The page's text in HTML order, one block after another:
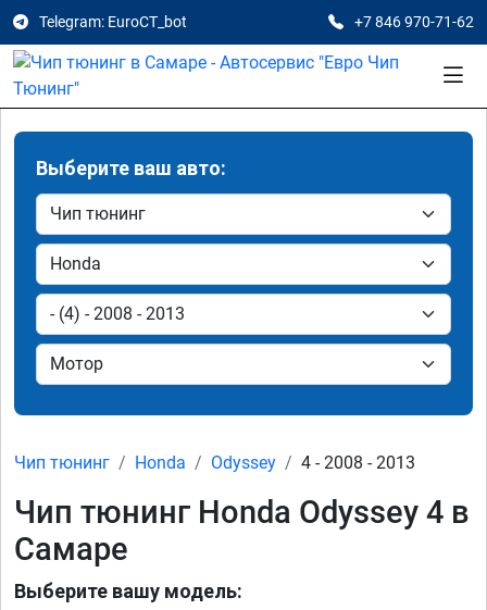
Telegram: EuroCT_bot +7 846 970-71-62
Выберите ваш авто:
Чип тюнинг Honda Odyssey 4 - 2008 - 2013
Чип тюнинг Honda Odyssey 4 в
Самаре
Выберите вашу модель: